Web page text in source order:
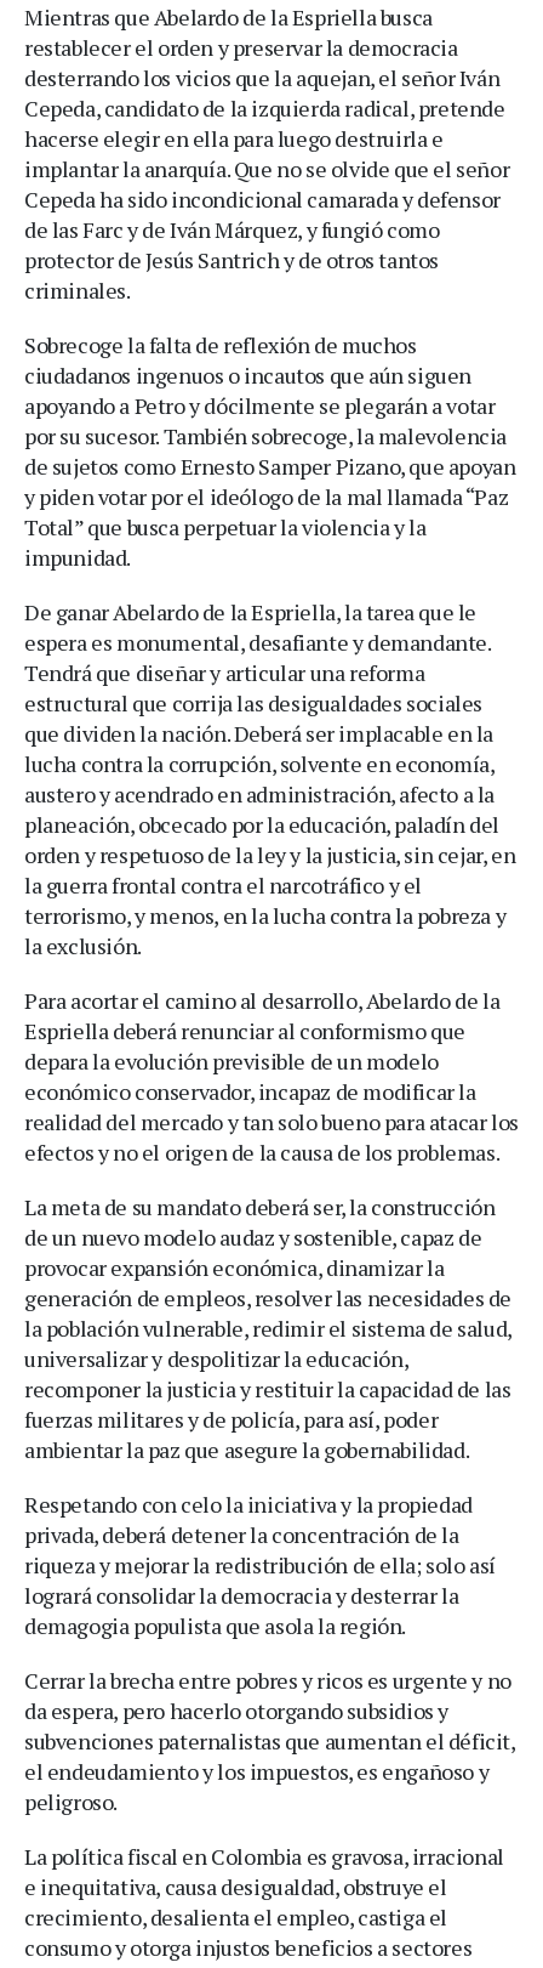
Mientras que Abelardo de la Espriella busca
restablecer el orden y preservar la democracia
desterrando los vicios que la aquejan, el señor Iván
Cepeda, candidato de la izquierda radical, pretende
hacerse elegir en ella para luego destruirla e
implantar la anarquía. Que no se olvide que el señor
Cepeda ha sido incondicional camarada y defensor
de las Farc y de Iván Márquez, y fungió como
protector de Jesús Santrich y de otros tantos
criminales.
Sobrecoge la falta de reflexión de muchos
ciudadanos ingenuos o incautos que aún siguen
apoyando a Petro y dócilmente se plegarán a votar
por su sucesor. También sobrecoge, la malevolencia
de sujetos como Ernesto Samper Pizano, que apoyan
y piden votar por el ideólogo de la mal llamada “Paz
Total” que busca perpetuar la violencia y la
impunidad.
De ganar Abelardo de la Espriella, la tarea que le
espera es monumental, desafiante y demandante.
Tendrá que diseñar y articular una reforma
estructural que corrija las desigualdades sociales
que dividen la nación. Deberá ser implacable en la
lucha contra la corrupción, solvente en economía,
austero y acendrado en administración, afecto a la
planeación, obcecado por la educación, paladín del
orden y respetuoso de la ley y la justicia, sin cejar, en
la guerra frontal contra el narcotráfico y el
terrorismo, y menos, en la lucha contra la pobreza y
la exclusión.
Para acortar el camino al desarrollo, Abelardo de la
Espriella deberá renunciar al conformismo que
depara la evolución previsible de un modelo
económico conservador, incapaz de modificar la
realidad del mercado y tan solo bueno para atacar los
efectos y no el origen de la causa de los problemas.
La meta de su mandato deberá ser, la construcción
de un nuevo modelo audaz y sostenible, capaz de
provocar expansión económica, dinamizar la
generación de empleos, resolver las necesidades de
la población vulnerable, redimir el sistema de salud,
universalizar y despolitizar la educación,
recomponer la justicia y restituir la capacidad de las
fuerzas militares y de policía, para así, poder
ambientar la paz que asegure la gobernabilidad.
Respetando con celo la iniciativa y la propiedad
privada, deberá detener la concentración de la
riqueza y mejorar la redistribución de ella; solo así
logrará consolidar la democracia y desterrar la
demagogia populista que asola la región.
Cerrar la brecha entre pobres y ricos es urgente y no
da espera, pero hacerlo otorgando subsidios y
subvenciones paternalistas que aumentan el déficit,
el endeudamiento y los impuestos, es engañoso y
peligroso.
La política fiscal en Colombia es gravosa, irracional
e inequitativa, causa desigualdad, obstruye el
crecimiento, desalienta el empleo, castiga el
consumo y otorga injustos beneficios a sectores